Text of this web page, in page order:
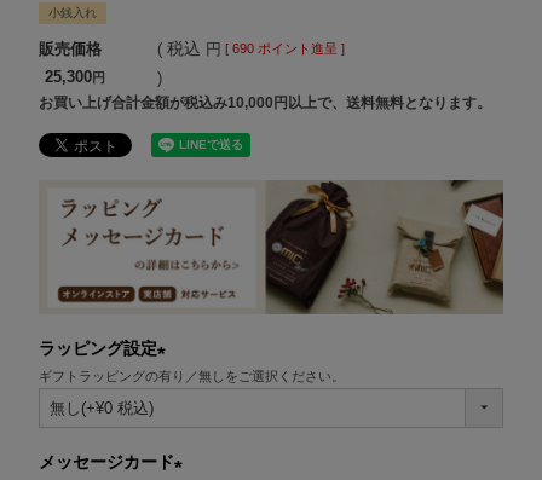
小銭入れ
販売価格
25,300
税込 [ 690 ポイント進呈 ]
お買い上げ合計金額が税込み10,000円以上で、送料無料となります。
ラッピング設定
(必
ギフトラッピングの有り／無しをご選択ください。
メッセージカード